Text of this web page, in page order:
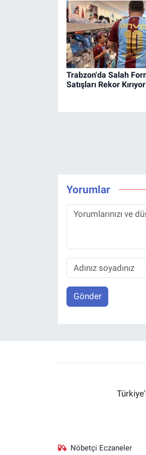
Trabzon'da Salah
Satışları Rekor Kırıyor
Yorumlar
Gönder
Nöbetçi Eczaneler